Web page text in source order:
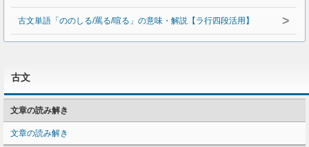
古文単語「ののしる/罵る/喧る」の意味・解説【ラ行四段活用】 >
古文
文章の読み解き
文章の読み解き